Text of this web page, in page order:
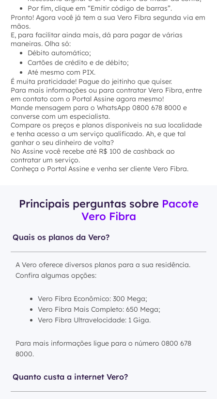
Por fim, clique em “Emitir código de barras”.
Pronto! Agora você já tem a sua Vero Fibra segunda via em
mãos.
E, para facilitar ainda mais, dá para pagar de várias
maneiras. Olha só:
Débito automático;
Cartões de crédito e de débito;
Até mesmo com PIX.
É muita praticidade! Pague do jeitinho que quiser.
Para mais informações ou para contratar Vero Fibra, entre
em contato com o Portal Assine agora mesmo!
Mande mensagem para o WhatsApp 0800 678 8000 e
converse com um especialista.
Compare os preços e planos disponíveis na sua localidade
e tenha acesso a um serviço qualificado. Ah, e que tal
ganhar o seu dinheiro de volta?
No Assine você recebe até R$ 100 de cashback ao
contratar um serviço.
Conheça o Portal Assine e venha ser cliente Vero Fibra.
Principais perguntas sobre Pacote
Vero Fibra
Quais os planos da Vero?
A Vero oferece diversos planos para a sua residência.
Confira algumas opções:
Vero Fibra Econômico: 300 Mega;
Vero Fibra Mais Completo: 650 Mega;
Vero Fibra Ultravelocidade: 1 Giga.
Para mais informações ligue para o número 0800 678
8000.
Quanto custa a internet Vero?